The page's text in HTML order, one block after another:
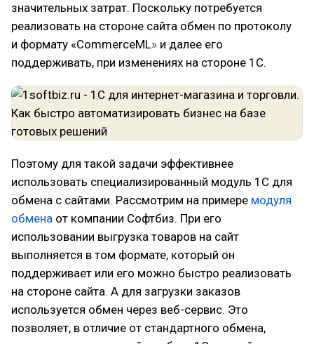
значительных затрат. Поскольку потребуется
реализовать на стороне сайта обмен по протоколу
и формату «CommerceML» и далее его
поддерживать, при изменениях на стороне 1С.
Поэтому для такой задачи эффективнее
использовать специализированный модуль 1С для
обмена с сайтами. Рассмотрим на примере модуля
обмена от компании Софтбиз. При его
использовании выгрузка товаров на сайт
выполняется в том формате, который он
поддерживает или его можно быстро реализовать
на стороне сайта. А для загрузки заказов
используется обмен через веб-сервис. Это
позволяет, в отличие от стандартного обмена,